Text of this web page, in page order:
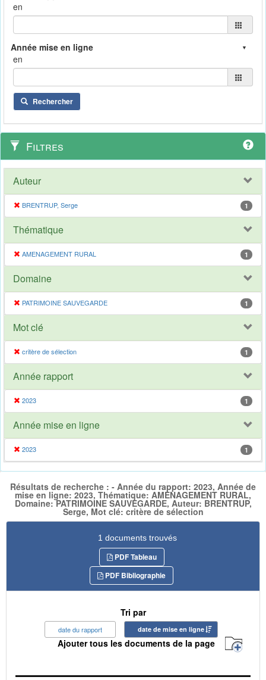
en
en
Rechercher
Filtres
Auteur
BRENTRUP, Serge 1
Thématique
AMENAGEMENT RURAL 1
Domaine
PATRIMOINE SAUVEGARDE 1
Mot clé
critère de sélection 1
Année rapport
2023 1
Année mise en ligne
2023 1
Résultats de recherche : - Année du rapport: 2023, Année de
mise en ligne: 2023, Thématique: AMENAGEMENT RURAL,
Domaine: PATRIMOINE SAUVEGARDE, Auteur: BRENTRUP,
Serge, Mot clé: critère de sélection
1 documents trouvés
PDF Tableau
PDF Bibliographie
Tri par
date du rapport date de mise en ligne
Ajouter tous les documents de la page